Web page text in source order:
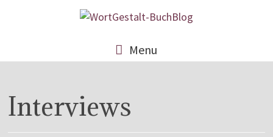
Menu
Interviews